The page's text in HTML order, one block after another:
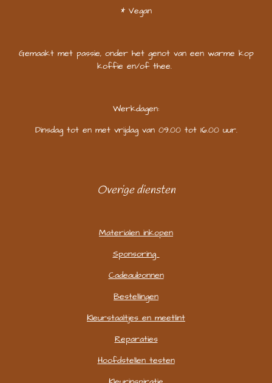
* Vegan
Gemaakt met passie, onder het genot van een warme kop
koffie en/of thee.
Werkdagen:
Dinsdag tot en met vrijdag van 09.00 tot 16.00 uur.
Overige diensten
Materialen inkopen
Sponsoring
Cadeaubonnen
Bestellingen
Kleurstaaltjes en meetlint
Reparaties
Hoofdstellen testen